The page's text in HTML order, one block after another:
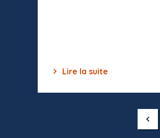
Lire la suite